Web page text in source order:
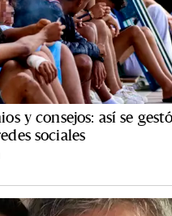
y consejos: así se
sociales